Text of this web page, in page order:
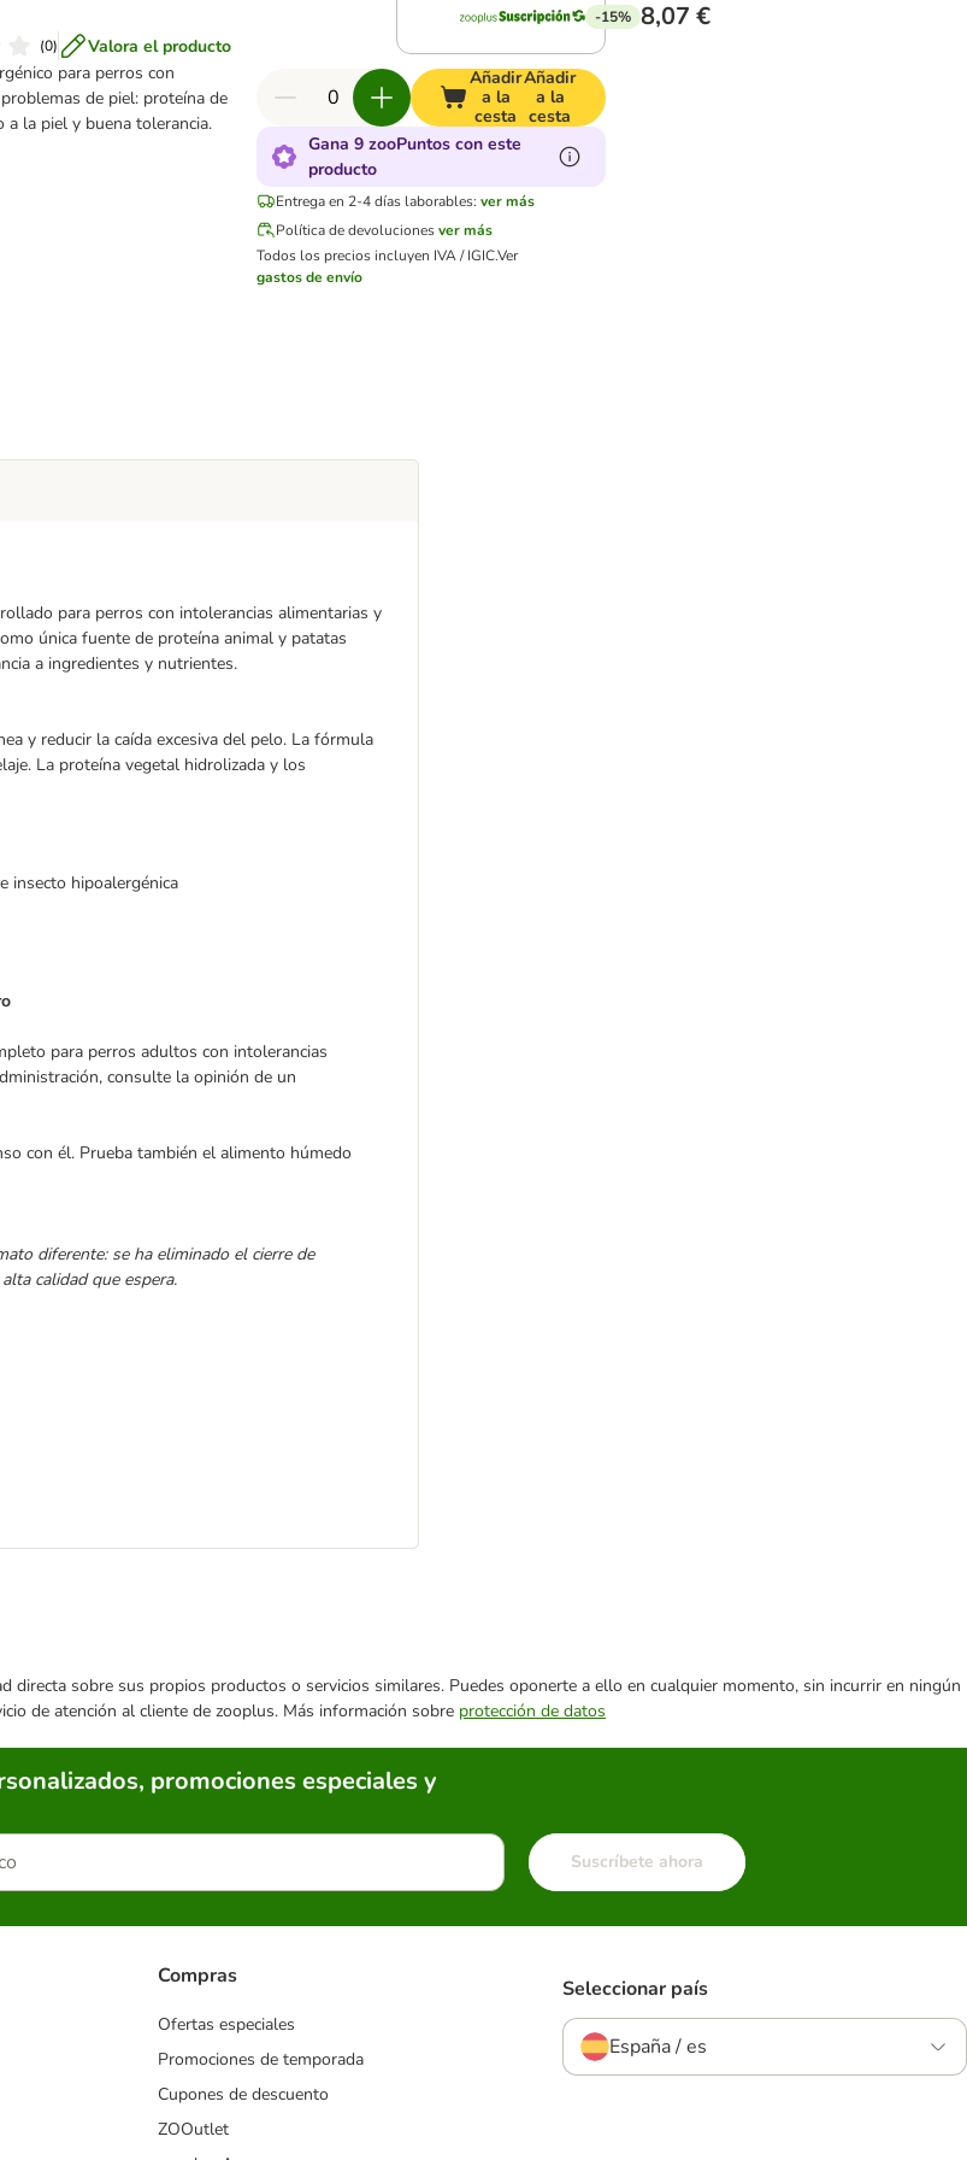
(0)
Valora el producto
para perros con
de piel: proteína de
a la piel y buena tolerancia.
-15% 8,07 €
Añadir
a la
cesta
Añadir
a la
cesta
Gana 9 zooPuntos con este
producto
Entrega en 2-4 días laborables: ver más
Política de devoluciones ver más
Todos los precios incluyen IVA / IGIC.Ver
gastos de envío
para perros con intolerancias alimentarias y
única fuente de proteína animal y patatas
a ingredientes y nutrientes.
y reducir la caída excesiva del pelo. La fórmula
La proteína vegetal hidrolizada y los
insecto hipoalergénica
para perros adultos con intolerancias
consulte la opinión de un
con él. Prueba también el alimento húmedo
diferente: se ha eliminado el cierre de
calidad que espera.
sobre sus propios productos o servicios similares. Puedes oponerte a ello en cualquier momento, sin incurrir en ningún
de atención al cliente de zooplus. Más información sobre protección de datos
promociones especiales y
Suscríbete ahora
Compras
Ofertas especiales
Promociones de temporada
Cupones de descuento
ZOOutlet
Seleccionar país
España / es